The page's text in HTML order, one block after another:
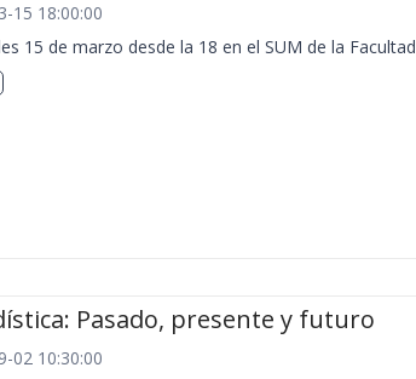
15 18:00:00
15 de marzo desde la 18 en el SUM de la Facultad
Pasado, presente y futuro
02 10:30:00